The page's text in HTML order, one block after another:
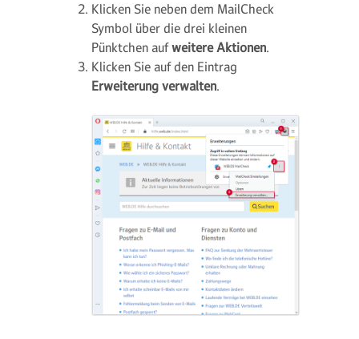
Klicken Sie neben dem MailCheck
Symbol über die drei kleinen
Pünktchen aufweitere Aktionen.
Klicken Sie auf den Eintrag
Erweiterung verwalten.